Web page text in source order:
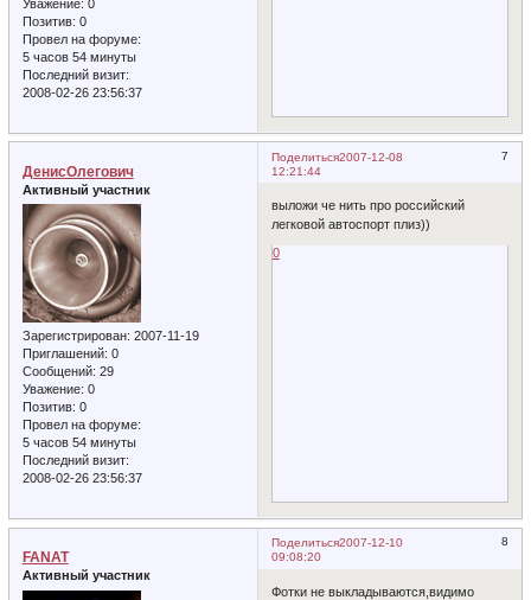
Уважение: 0
Позитив: 0
Провел на форуме:
5 часов 54 минуты
Последний визит:
2008-02-26 23:56:37
Поделиться 7
2007-12-08
12:21:44
ДенисОлегович
Активный участник
Зарегистрирован: 2007-11-19
Приглашений: 0
Сообщений: 29
Уважение: 0
Позитив: 0
Провел на форуме:
5 часов 54 минуты
Последний визит:
2008-02-26 23:56:37
выложи че нить про российский
легковой автоспорт плиз))
0
Поделиться 8
2007-12-10
09:08:20
FANAT
Активный участник
Фотки не выкладываются,видимо